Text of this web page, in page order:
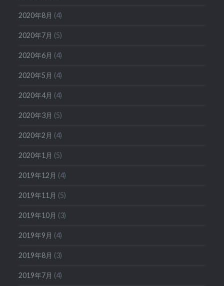
2020年8月 (4)
2020年7月 (5)
2020年6月 (4)
2020年5月 (4)
2020年4月 (4)
2020年3月 (5)
2020年2月 (4)
2020年1月 (5)
2019年12月 (4)
2019年11月 (5)
2019年10月 (3)
2019年9月 (4)
2019年8月 (3)
2019年7月 (4)